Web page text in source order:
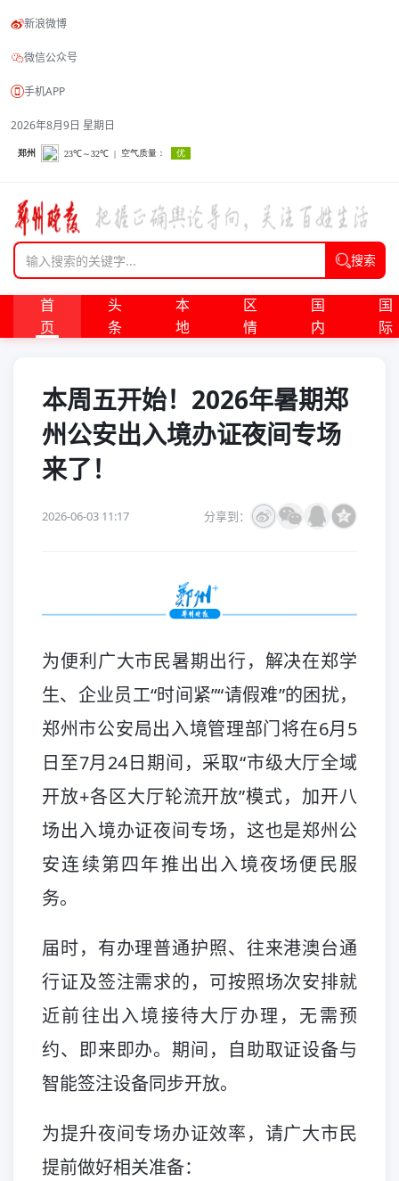
新浪微博
微信公众号
手机APP
2026年8月9日 星期日
搜索
首
页
头
条
本
地
区
情
国
内
国
际
本周五开始！2026年暑期郑
州公安出入境办证夜间专场
来了！
2026-06-03 11:17 分享到：
为便利广大市民暑期出行，解决在郑学
生、企业员工“时间紧”“请假难”的困扰，
郑州市公安局出入境管理部门将在6月5
日至7月24日期间，采取“市级大厅全域
开放+各区大厅轮流开放”模式，加开八
场出入境办证夜间专场，这也是郑州公
安连续第四年推出出入境夜场便民服
务。
届时，有办理普通护照、往来港澳台通
行证及签注需求的，可按照场次安排就
近前往出入境接待大厅办理，无需预
约、即来即办。期间，自助取证设备与
智能签注设备同步开放。
为提升夜间专场办证效率，请广大市民
提前做好相关准备：